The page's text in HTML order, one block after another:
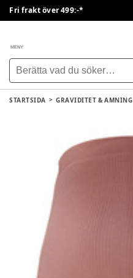
Fri frakt över 499:-*
MENY
STARTSIDA GRAVIDITET & AMNING